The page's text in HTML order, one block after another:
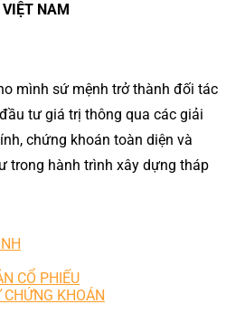
NAM
mình sứ mệnh trở thành đối tác
tư giá trị thông qua các giải
chứng khoán toàn diện và
trong hành trình xây dựng tháp
CỔ PHIẾU
KHOÁN